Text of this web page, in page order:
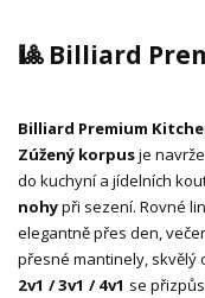
🎱 Billiard
Billiard Premium
Zúžený korpusje
do kuchyní a jídelních
nohypři sezení. Rovné
elegantně přes den,
přesné mantinely, skvělý
2v1 / 3v1 / 4v1 se